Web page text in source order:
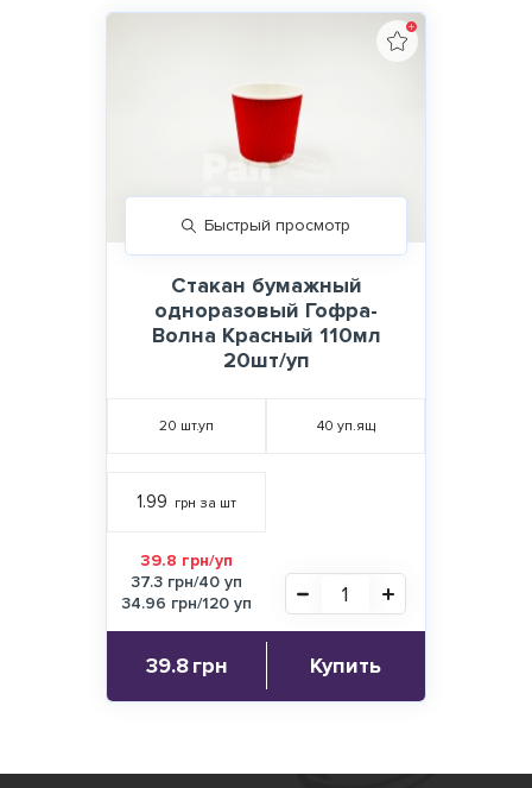
Быстрый просмотр
Стакан бумажный
одноразовый Гофра-
Волна Красный 110мл
20шт/уп
20 шт.уп 40 уп.ящ
1.99 грн за шт
39.8 грн/уп
37.3 грн/40 уп
34.96 грн/120 уп
39.8 грн Купить